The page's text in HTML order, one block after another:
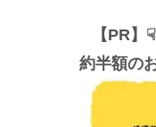
【PR】
約半額の